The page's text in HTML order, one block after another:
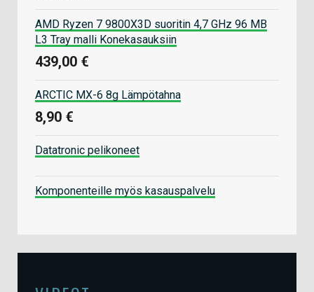
AMD Ryzen 7 9800X3D suoritin 4,7 GHz 96 MB
L3 Tray malli Konekasauksiin
439,00 €
ARCTIC MX-6 8g Lämpötahna
8,90 €
Datatronic pelikoneet
Komponenteille myös kasauspalvelu